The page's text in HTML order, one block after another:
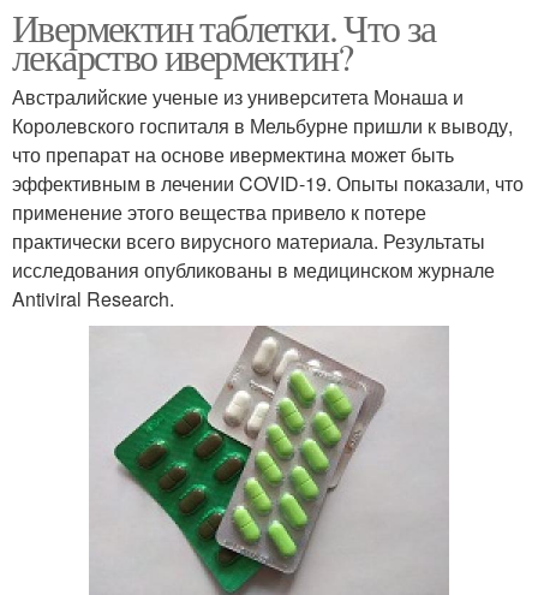
Ивермектин таблетки. Что за
лекарство ивермектин?
Австралийские ученые из университета Монаша и
Королевского госпиталя в Мельбурне пришли к выводу,
что препарат на основе ивермектина может быть
эффективным в лечении COVID-19. Опыты показали, что
применение этого вещества привело к потере
практически всего вирусного материала. Результаты
исследования опубликованы в медицинском журнале
Antiviral Research.